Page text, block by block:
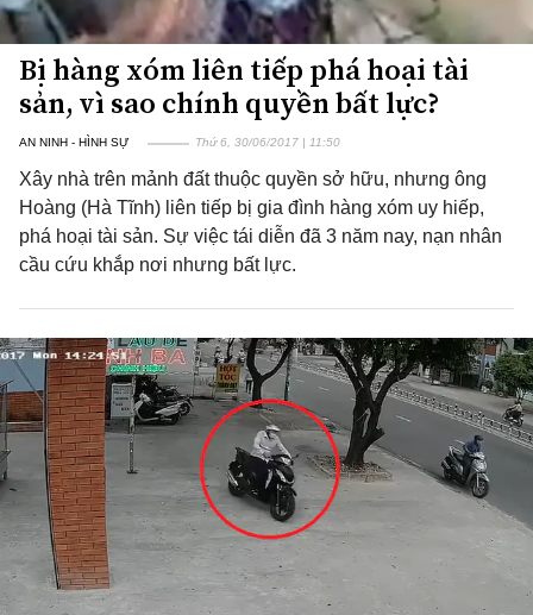
Bị hàng xóm liên tiếp phá hoại tài
sản, vì sao chính quyền bất lực?
AN NINH - HÌNH SỰ Thứ 6, 30/06/2017 | 11:50
Xây nhà trên mảnh đất thuộc quyền sở hữu, nhưng ông
Hoàng (Hà Tĩnh) liên tiếp bị gia đình hàng xóm uy hiếp,
phá hoại tài sản. Sự việc tái diễn đã 3 năm nay, nạn nhân
cầu cứu khắp nơi nhưng bất lực.